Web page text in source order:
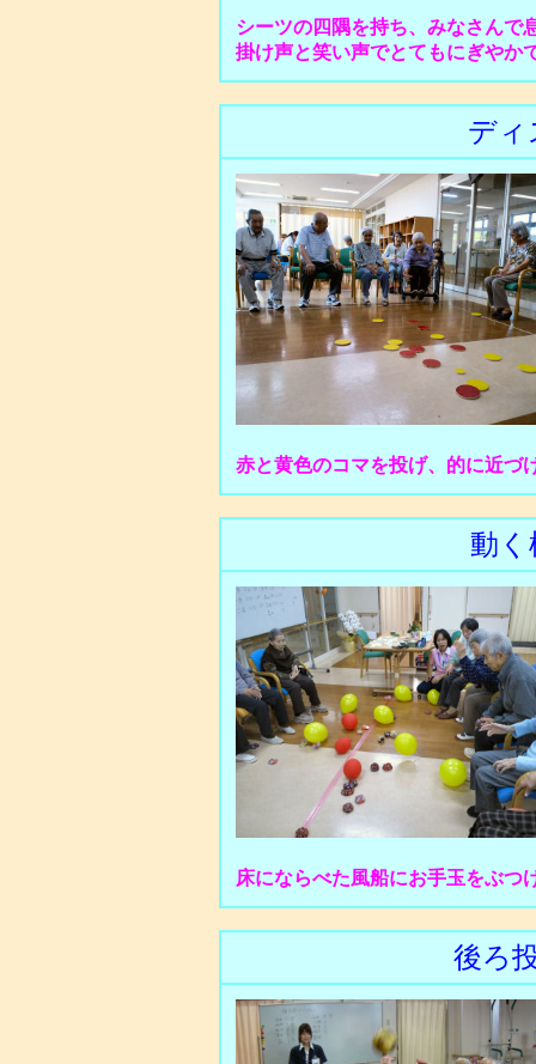
シーツの四隅を持ち、みなさんで
掛け声と笑い声でとてもにぎやか
ディ
赤と黄色のコマを投げ、的に近づ
動く
床にならべた風船にお手玉をぶつ
後ろ